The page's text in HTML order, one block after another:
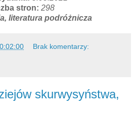
stron: 298
literatura podróżnicza
Brak komentarzy:
skurwysyństwa,